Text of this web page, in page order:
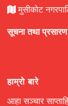
मुसीकोट
सूचना तथा प्रसारण
हाम्रो बारे
आहा सञ्चार